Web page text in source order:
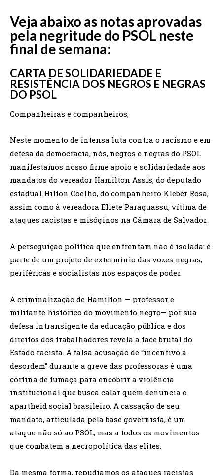
Veja abaixo as notas aprovadas
pela negritude do PSOL neste
final de semana:
CARTA DE SOLIDARIEDADE E
RESISTÊNCIA DOS NEGROS E NEGRAS
DO PSOL
Companheiras e companheiros,
Neste momento de intensa luta contra o racismo e em
defesa da democracia, nós, negros e negras do PSOL
manifestamos nosso firme apoio e solidariedade aos
mandatos do vereador Hamilton Assis, do deputado
estadual Hilton Coelho, do companheiro Kleber Rosa,
assim como à vereadora Eliete Paraguassu, vítima de
ataques racistas e misóginos na Câmara de Salvador.
A perseguição política que enfrentam não é isolada: é
parte de um projeto de extermínio das vozes negras,
periféricas e socialistas nos espaços de poder.
A criminalização de Hamilton — professor e
militante histórico do movimento negro— por sua
defesa intransigente da educação pública e dos
direitos dos trabalhadores revela a face brutal do
Estado racista. A falsa acusação de “incentivo à
desordem” durante a greve das professoras é uma
cortina de fumaça para encobrir a violência
institucional que busca calar quem denuncia o
apartheid social brasileiro. A cassação de seu
mandato, articulada pela base governista, é um
ataque não só ao PSOL, mas a todos os movimentos
que combatem a necropolítica das elites.
Da mesma forma, repudiamos os ataques racistas